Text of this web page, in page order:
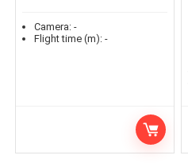
Camera: -
Flight time (m): -